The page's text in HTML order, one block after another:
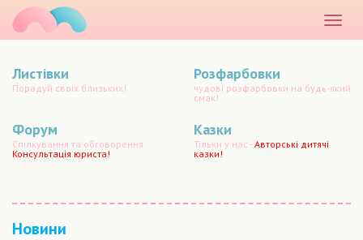
меню
Листівки
Порадуй своїх близьких!
Розфарбовки
чудові розфарбовки на будь-який
смак!
Форум
Спілкування та обговорення.
Консультація юриста!
Казки
Тільки у нас -Авторські дитячі
казки!
Новини